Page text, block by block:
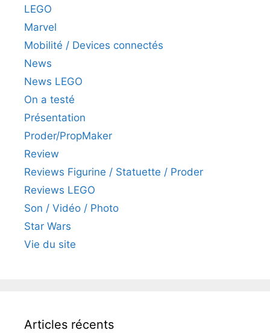
LEGO
Marvel
Mobilité / Devices connectés
News
News LEGO
On a testé
Présentation
Proder/PropMaker
Review
Reviews Figurine / Statuette / Proder
Reviews LEGO
Son / Vidéo / Photo
Star Wars
Vie du site
Articles récents